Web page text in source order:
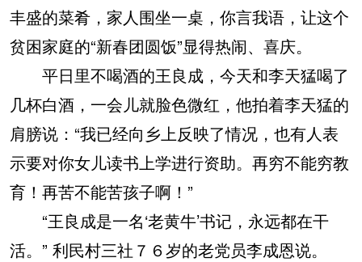
丰盛的菜肴，家人围坐一桌，你言我语，让这个
贫困家庭的“新春团圆饭”显得热闹、喜庆。
平日里不喝酒的王良成，今天和李天猛喝了
几杯白酒，一会儿就脸色微红，他拍着李天猛的
肩膀说：“我已经向乡上反映了情况，也有人表
示要对你女儿读书上学进行资助。再穷不能穷教
育！再苦不能苦孩子啊！”
“王良成是一名‘老黄牛’书记，永远都在干
活。” 利民村三社７６岁的老党员李成恩说。